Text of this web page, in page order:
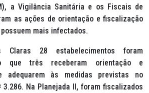
a Vigilância Sanitária e os Fiscais de
as ações de orientação e fiscalização
mais infectados.
Claras 28 estabelecimentos foram
que três receberam orientação e
adequarem às medidas previstas no
3.286. Na Planejada II, foram fiscalizados